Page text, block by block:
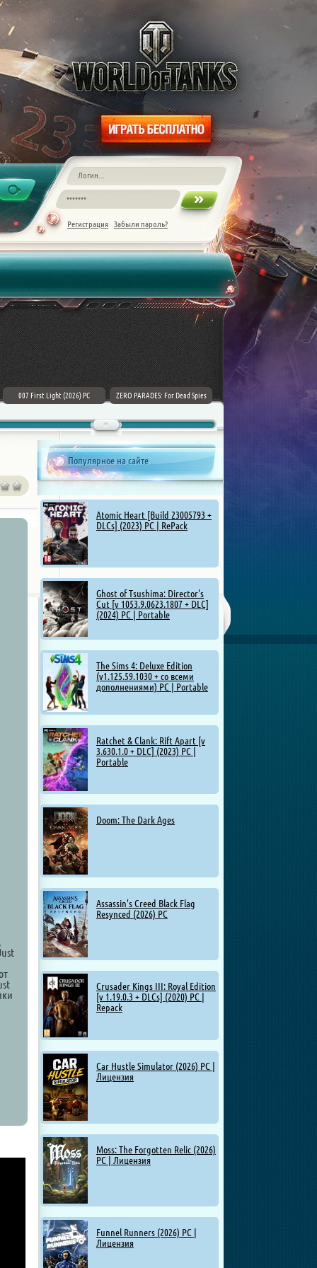
Регистрация Забыли пароль?
007 First Light (2026) PC
ZERO PARADES: For Dead Spies
Mount & Blade II: Bannerlord [v
Популярное на сайте
Atomic Heart [Build 23005793 +
DLCs] (2023) PC | RePack
Ghost of Tsushima: Director's
Cut [v 1053.9.0623.1807 + DLC]
(2024) PC | Portable
The Sims 4: Deluxe Edition
(v1.125.59.1030 + со всеми
дополнениями) PC | Portable
Ratchet & Clank: Rift Apart [v
3.630.1.0 + DLC] (2023) PC |
Portable
Doom: The Dark Ages
Assassin's Creed Black Flag
Resynced (2026) PC
Crusader Kings III: Royal Edition
[v 1.19.0.3 + DLCs] (2020) PC |
Repack
Car Hustle Simulator (2026) PC |
Лицензия
Moss: The Forgotten Relic (2026)
PC | Лицензия
Funnel Runners (2026) PC |
Лицензия